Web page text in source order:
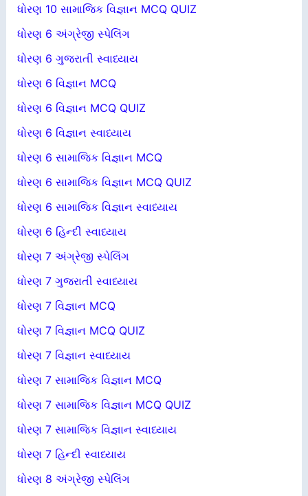
ધોરણ 10 સામાજિક વિજ્ઞાન MCQ QUIZ
ધોરણ 6 અંગ્રેજી સ્પેલિંગ
ધોરણ 6 ગુજરાતી સ્વાધ્યાય
ધોરણ 6 વિજ્ઞાન MCQ
ધોરણ 6 વિજ્ઞાન MCQ QUIZ
ધોરણ 6 વિજ્ઞાન સ્વાધ્યાય
ધોરણ 6 સામાજિક વિજ્ઞાન MCQ
ધોરણ 6 સામાજિક વિજ્ઞાન MCQ QUIZ
ધોરણ 6 સામાજિક વિજ્ઞાન સ્વાધ્યાય
ધોરણ 6 હિન્દી સ્વાધ્યાય
ધોરણ 7 અંગ્રેજી સ્પેલિંગ
ધોરણ 7 ગુજરાતી સ્વાધ્યાય
ધોરણ 7 વિજ્ઞાન MCQ
ધોરણ 7 વિજ્ઞાન MCQ QUIZ
ધોરણ 7 વિજ્ઞાન સ્વાધ્યાય
ધોરણ 7 સામાજિક વિજ્ઞાન MCQ
ધોરણ 7 સામાજિક વિજ્ઞાન MCQ QUIZ
ધોરણ 7 સામાજિક વિજ્ઞાન સ્વાધ્યાય
ધોરણ 7 હિન્દી સ્વાધ્યાય
ધોરણ 8 અંગ્રેજી સ્પેલિંગ